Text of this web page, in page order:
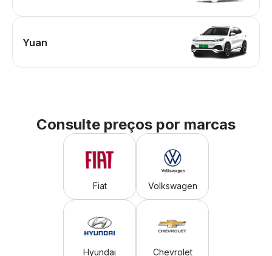
Yuan
Consulte preços por marcas
Fiat Volkswagen
Hyundai Chevrolet